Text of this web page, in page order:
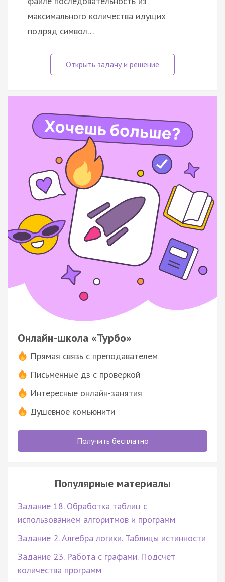
максимального количества идущих
подряд символ…
Онлайн-школа «Турбо»
Прямая связь с преподавателем
Письменные дз с проверкой
Интересные онлайн-занятия
Душевное комьюнити
Получить бесплатно
Популярные материалы
Задание 18. Обработка таблиц с
использованием алгоритмов и программ
Задание 2. Алгебра логики. Таблицы истинности
Задание 23. Работа с графами. Подсчёт
количества программ